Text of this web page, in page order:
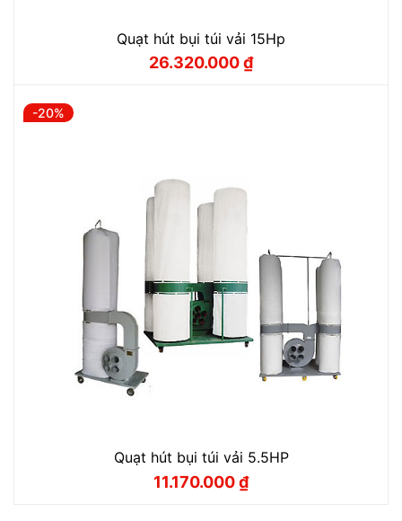
Quạt hút bụi túi vải 15Hp
Giá
26.320.000₫
Giá
-20%
Quạt hút bụi túi vải 5.5HP
Giá
11.170.000₫
Giá